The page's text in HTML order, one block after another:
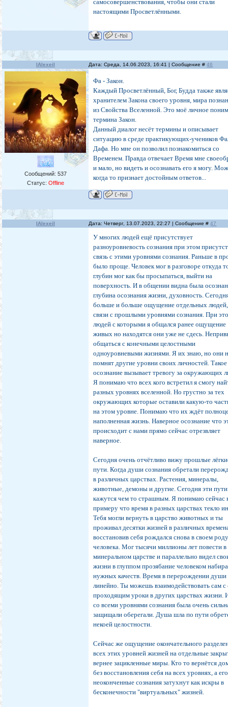
самосовершенствования, чтобы они стали
настоящими Просветлёнными.
IAlexeiI Дата: Среда, 14.06.2023, 16:41 | Сообщение #46
Сообщений: 537
Статус: Offline
Фа - Закон.
Каждый Просветлённый, Бог, Будда также
хранителем Закона своего уровня, мира
из Свойства Вселенной. Это моё личное
термина Закон.
Данный диалог несёт термины и описывает
ситуацию в среде практикующих-учеников
Дафа. Но мне он позволил познакомиться со
Временем. Правда отвечает Время мне
и мало, но видеть и осознавать его я могу.
когда то признает достойным ответов...
IAlexeiI Дата: Четверг, 13.07.2023, 22:27 | Сообщение #47
У многих людей ещё присутствует
разноуровневость сознания при этом
связь с этими уровнями сознания. Раньше в
было проще. Человек мог в разговоре откуда
глубин мог как бы просыпаться, выйти на
поверхность. И в общении видна была
глубина осознания жизни, духовность.
больше и больше ощущение отдельных людей,
связи с прошлыми уровнями сознания. При
людей с которыми я общался ранее ощущение
живых но находятся они уже не сдесь.
общаться с конечными целостными
одноуровневыми жизнями. Я их знаю, но они
помнят другие уровни своих личностей. Такое
осознание вызывает тревогу за окружающих
Я понимаю что всех кого встретил я смогу
разных уровнях вселенной. Но грустно за тех
окружающих которые оставили какую-то
на этом уровне. Понимаю что их ждёт
наполненная жизнь. Наверное осознание что
происходит с нами прямо сейчас отрезвляет
наверное.
Сегодня очень отчётливо вижу прошлые
пути. Когда души сознания обретали
в различных царствах. Растения, минералы,
животные, демоны и другие. Сегодня эти
кажутся чем то страшным. Я понимаю сейчас
примеру что время в разных царствах текло
Тебя могли вернуть в царство животных и ты
проживал десятки жизней в различных
восстановив себя рождался снова в своем
человека. Мог тысячи миллионы лет повести в
минеральном царстве и параллельно видел
жизни в глуппом прозябание человеком
нужных качеств. Время в перерождении души
линейно. Ты можешь взаимодействовать сам с
проходящим уроки в других царствах жизни.
со всеми уровнями сознания была очень
защищали оберегали. Душа шла по пути
некоей целостности.
Сейчас же ощущение окончательного
всех этих уровней жизней на отдельные
вернее зацикленные миры. Кто то вернётся
без восстановления себя на всех уровнях, а его
неоконченные сознания затухнут как искры в
бесконечности "виртуальных" жизней.